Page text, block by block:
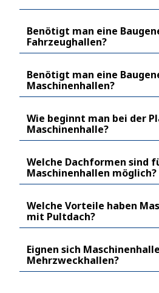
Benötigt man eine
Fahrzeughallen?
Benötigt man eine
Maschinenhallen?
Wie beginnt man bei der
Maschinenhalle?
Welche Dachformen sind
Maschinenhallen möglich?
Welche Vorteile haben
mit Pultdach?
Eignen sich
Mehrzweckhallen?